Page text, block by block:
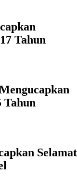
Tahun
Tahun
Selamat